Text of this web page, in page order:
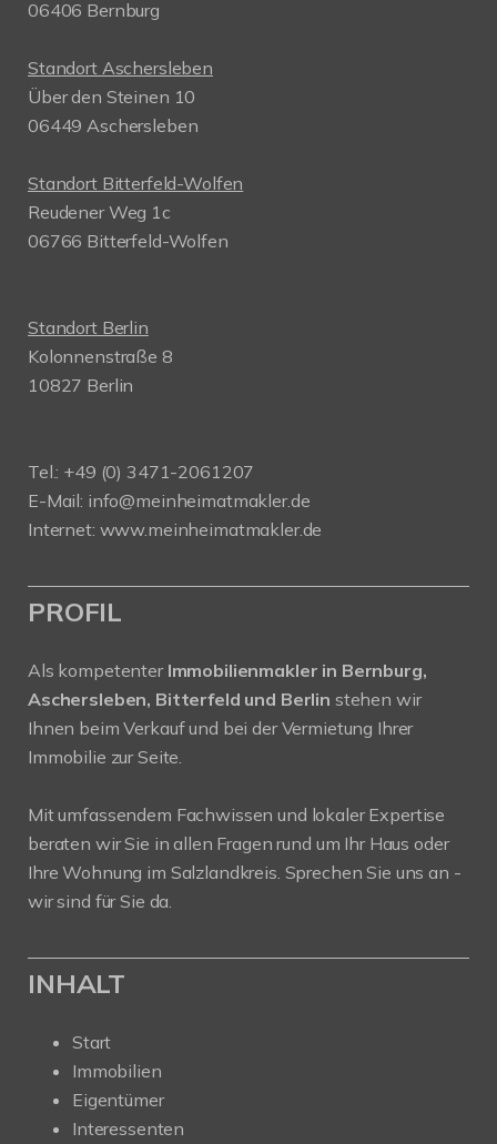
06406 Bernburg
Standort Aschersleben
Über den Steinen 10
06449 Aschersleben
Standort Bitterfeld-Wolfen
Reudener Weg 1c
06766 Bitterfeld-Wolfen
Standort Berlin
Kolonnenstraße 8
10827 Berlin
Tel.: +49 (0) 3471-2061207
E-Mail: info@meinheimatmakler.de
Internet: www.meinheimatmakler.de
PROFIL
Als kompetenter Immobilienmakler in Bernburg,
Aschersleben, Bitterfeld und Berlin stehen wir
Ihnen beim Verkauf und bei der Vermietung Ihrer
Immobilie zur Seite.
Mit umfassendem Fachwissen und lokaler Expertise
beraten wir Sie in allen Fragen rund um Ihr Haus oder
Ihre Wohnung im Salzlandkreis. Sprechen Sie uns an -
wir sind für Sie da.
INHALT
Start
Immobilien
Eigentümer
Interessenten